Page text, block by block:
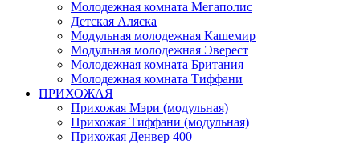
Молодежная комната Мегаполис
Детская Аляска
Модульная молодежная Кашемир
Модульная молодежная Эверест
Молодежная комната Британия
Молодежная комната Тиффани
ПРИХОЖАЯ
Прихожая Мэри (модульная)
Прихожая Тиффани (модульная)
Прихожая Денвер 400